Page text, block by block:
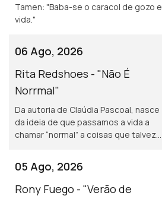
Tamen: "Baba-se o caracol de gozo e
vida."
06 Ago, 2026
Rita Redshoes - "Não É
Norrmal"
Da autoria de Claúdia Pascoal, nasce
da ideia de que passamos a vida a
chamar “normal” a coisas que talvez
05 Ago, 2026
Rony Fuego - "Verão de